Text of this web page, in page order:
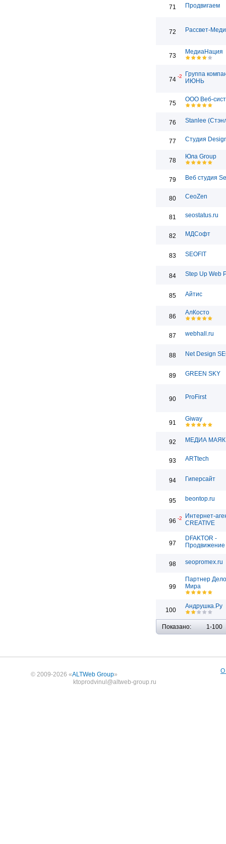
71 Продвигаем
72 Рассвет-
73
МедиаНация
74 -2
Группа
ИЮНЬ
75
ООО Веб-
76 Stanlee
77 Студия
78
Юла Group
79 Веб студия
80 CeoZen
81 seostatus.ru
82 МДСофт
83 SEOFIT
84 Step Up Web
85 Айтис
86
АлКосто
87 webhall.ru
88 Net Design
89 GREEN SKY
90 ProFirst
91
Giway
92 МЕДИА МАЯК
93 ARTtech
94 Гиперсайт
95 beontop.ru
96 -2
Интернет-
CREATIVE
97
DFAKTOR -
Продвижение
98 seopromex.ru
99
Партнер
Мира
100
Андрушка.Ру
Показано: 1-100
© 2009-2026 «ALTWeb Group»
ktoprodvinul@altweb-group.ru
О